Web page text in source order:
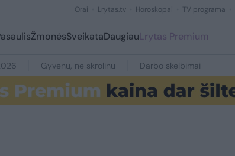
Orai Lrytas.tv Horoskopai TV programa
ŽmonėsSveikataDaugiauLrytas Premium
Gyvenu, ne skrolinu Darbo skelbimai